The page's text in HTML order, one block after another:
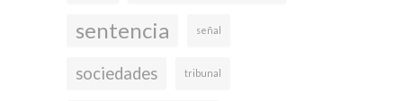
sentencia señal
sociedades tribunal